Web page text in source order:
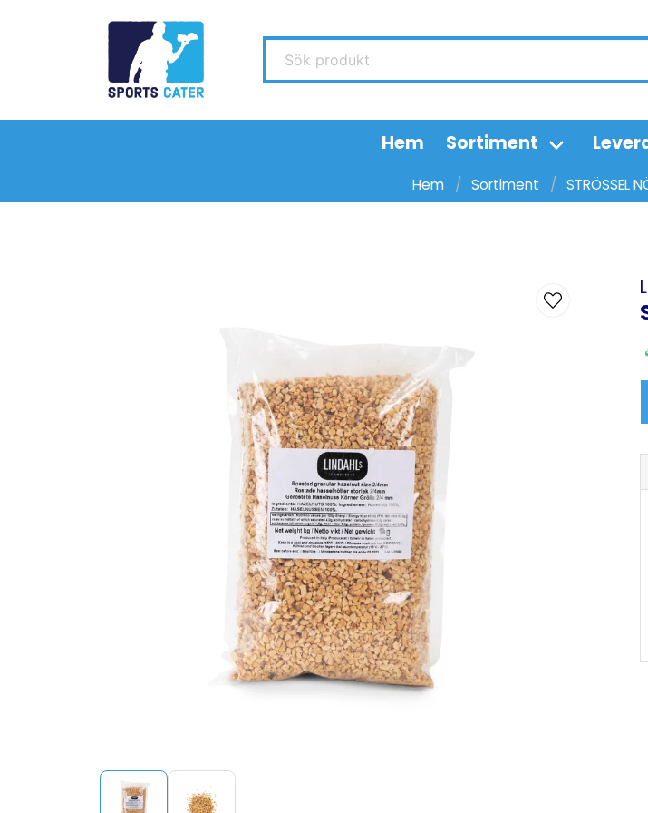
Sök produkt
Hem Sortiment
Hem Sortiment STRÖSSEL